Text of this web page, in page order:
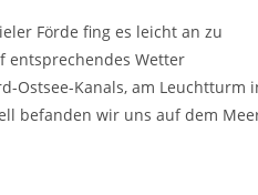
Förde fing es leicht an zu
entsprechendes Wetter
Ostsee-Kanals, am Leuchtturm
befanden wir uns auf dem